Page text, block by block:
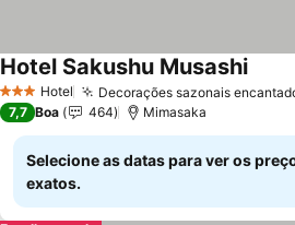
3 EstrelasHotel Decorações sazonais
Hotel Sakushu MusashiVer
7,7 Boa 464 Mimasaka
Selecione as datas para ver os
exatos.